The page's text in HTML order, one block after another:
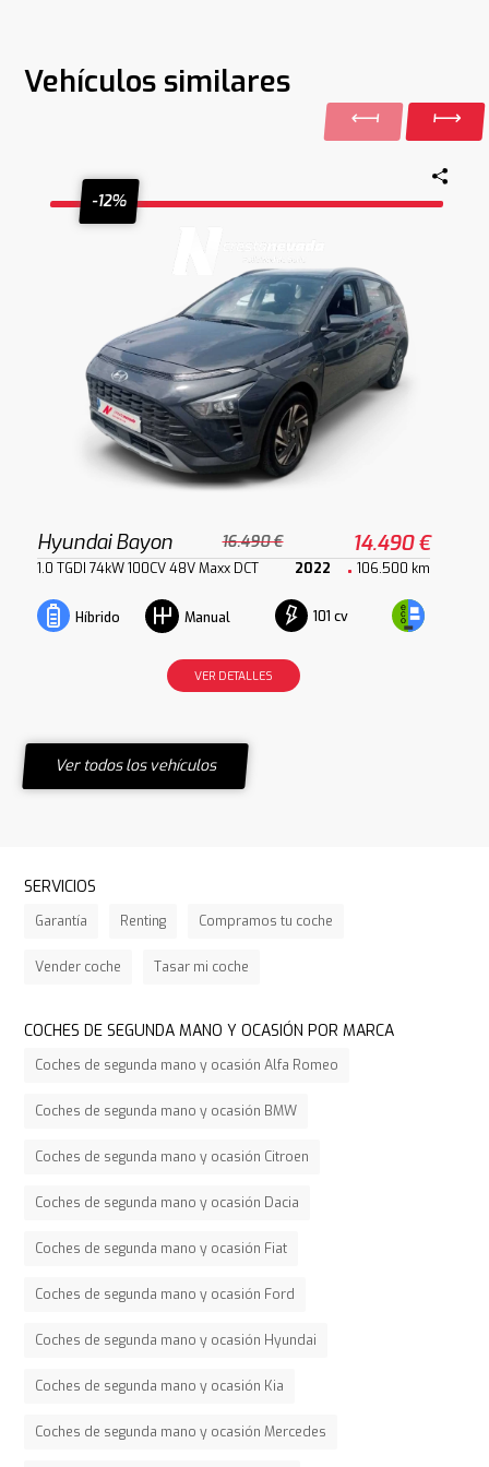
Vehículos similares
-12%
Hyundai Bayon 16.490 € 14.490 €
1.0 TGDI 74kW 100CV 48V Maxx DCT 2022 106.500 km
Híbrido Manual 101 cv
VER DETALLES
Ver todos los vehículos
SERVICIOS
Garantía Renting Compramos tu coche
Vender coche Tasar mi coche
COCHES DE SEGUNDA MANO Y OCASIÓN POR MARCA
Coches de segunda mano y ocasión Alfa Romeo
Coches de segunda mano y ocasión BMW
Coches de segunda mano y ocasión Citroen
Coches de segunda mano y ocasión Dacia
Coches de segunda mano y ocasión Fiat
Coches de segunda mano y ocasión Ford
Coches de segunda mano y ocasión Hyundai
Coches de segunda mano y ocasión Kia
Coches de segunda mano y ocasión Mercedes